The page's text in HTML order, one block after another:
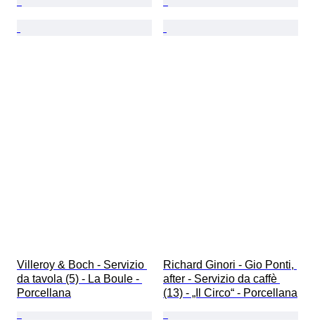
Villeroy & Boch - Servizio
da tavola (5) - La Boule -
Porcellana
Richard Ginori - Gio Ponti,
after - Servizio da caffè
(13) - „Il Circo“ - Porcellana